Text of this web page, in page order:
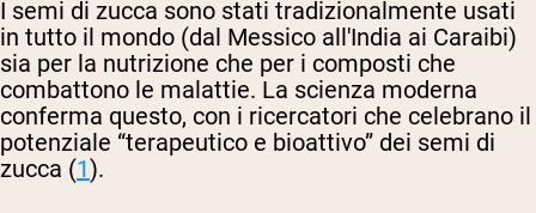
I semi di zucca sono stati tradizionalmente usati
in tutto il mondo (dal Messico all'India ai Caraibi)
sia per la nutrizione che per i composti che
combattono le malattie. La scienza moderna
conferma questo, con i ricercatori che celebrano il
potenziale “terapeutico e bioattivo” dei semi di
zucca (1).